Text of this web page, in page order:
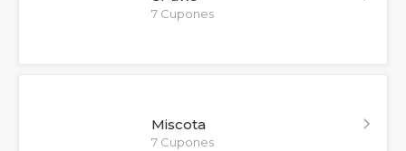
7 Cupones
Miscota
7 Cupones